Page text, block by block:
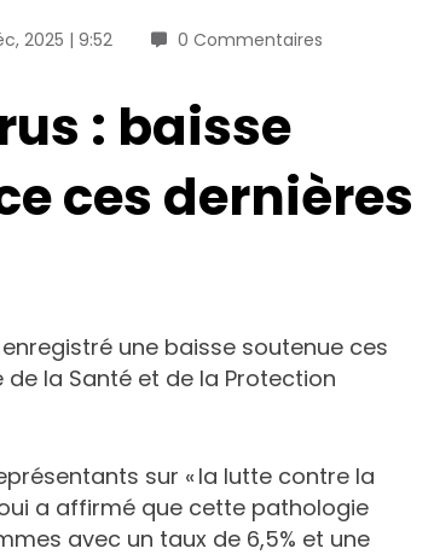
2025 | 9:52 0 Commentaires
: baisse
ces dernières
une baisse soutenue ces
de la Santé et de la Protection
sur « la lutte contre la
a affirmé que cette pathologie
avec un taux de 6,5% et une